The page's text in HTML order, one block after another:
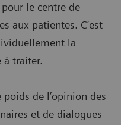
le centre de
aux patientes. C’est
la
à traiter.
de l’opinion des
et de dialogues